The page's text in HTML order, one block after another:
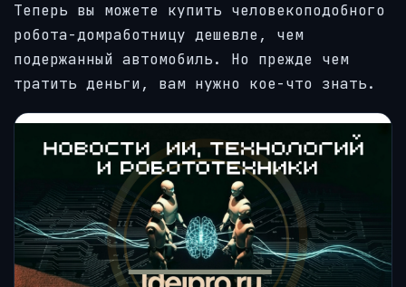
Теперь вы можете купить человекоподобного
робота-домработницу дешевле, чем
подержанный автомобиль. Но прежде чем
тратить деньги, вам нужно кое-что знать.